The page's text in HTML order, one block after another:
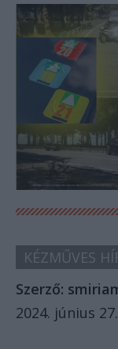
KÉZMŰVES
Szerző:
2024. június